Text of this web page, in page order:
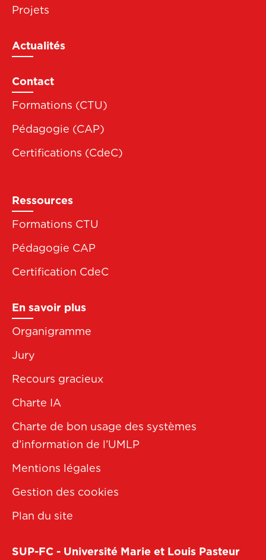
Projets
Actualités
Contact
Formations (CTU)
Pédagogie (CAP)
Certifications (CdeC)
Ressources
Formations CTU
Pédagogie CAP
Certification CdeC
En savoir plus
Organigramme
Jury
Recours gracieux
Charte IA
Charte de bon usage des systèmes
d’information de l’UMLP
Mentions légales
Gestion des cookies
Plan du site
SUP-FC - Université Marie et Louis Pasteur